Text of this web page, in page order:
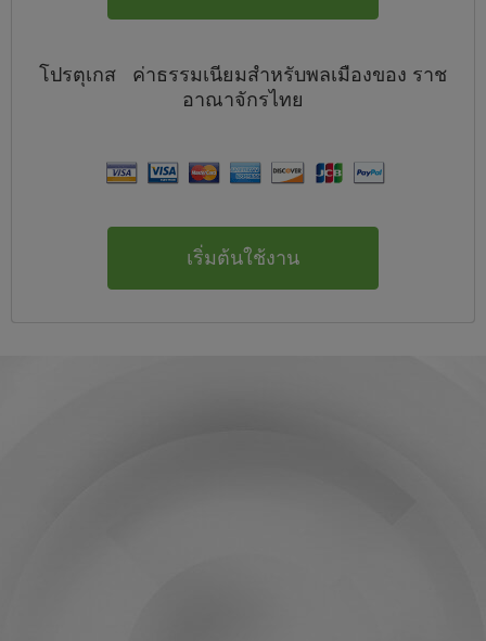
โปรตุเกส ค่าธรรมเนียมสำหรับพลเมืองของ ราช
อาณาจักรไทย
เริ่มต้นใช้งาน